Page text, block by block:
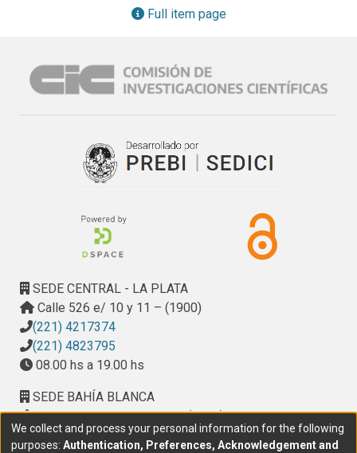
administradores. Además, en el decurso del manual se
administradores; también se ofrecen enlaces para dar a
conocer o profundizar conceptos que provienen de otros
Full item page
SEDE CENTRAL - LA PLATA
Calle 526 e/ 10 y 11 – (1900)
(221) 4217374
(221) 4823795
08.00 hs a 19.00 hs
SEDE BAHÍA BLANCA
Calle Ciudad de Cali 320 – (8000). Universidad
Provincial del Sudoeste (UPSO)
We collect and process your personal information for the following
purposes: Authentication, Preferences, Acknowledgement and